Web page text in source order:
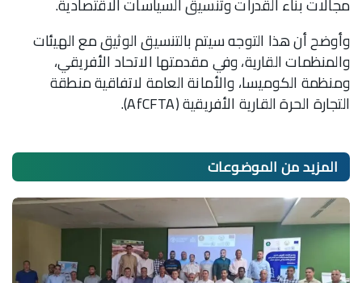
وأوضح أن هذا التوجه سيتم بالتنسيق الوثيق مع الهيئات
والمنظمات القارية، وفي مقدمتها الاتحاد الأفريقي،
ومنظمة الكوميسا، والأمانة العامة لاتفاقية منطقة
التجارة الحرة القارية الأفريقية (AfCFTA).
المزيد منالموضوعات